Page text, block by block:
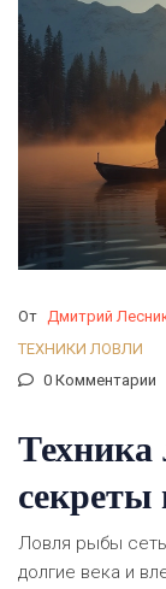
От Дмитрий
ТЕХНИКИ ЛОВЛИ
0 Комментарии
секреты
Ловля рыбы
долгие века и